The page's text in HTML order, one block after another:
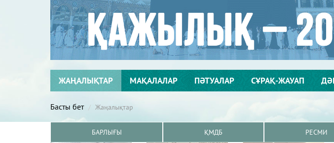
ЖАҢАЛЫҚТАР МАҚАЛАЛАР ПӘТУАЛАР СҰРАҚ-ЖАУАП
Басты бет Жаңалықтар
БАРЛЫҒЫ ҚМДБ РЕСМИ